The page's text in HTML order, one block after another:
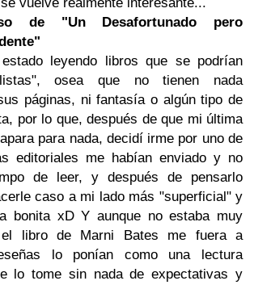
de "Un Desafortunado pero
leyendo libros que se podrían
osea que no tienen nada
páginas, ni fantasía o algún tipo de
por lo que, después de que mi última
para nada, decidí irme por uno de
editoriales me habían enviado y no
de leer, y después de pensarlo
caso a mi lado más "superficial" y
bonita xD Y aunque no estaba muy
libro de Marni Bates me fuera a
lo ponían como una lectura
lo tome sin nada de expectativas y